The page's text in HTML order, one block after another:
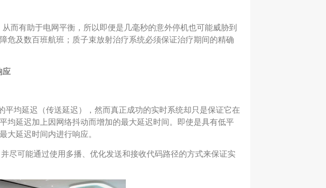
而有助于电网平衡，所以即便是几毫秒的意外停机也可能威胁到
危及数百班航班；质子束放射治疗系统必须保证治疗期间的精确
应
均延迟（传送延迟），然而真正成功的实时系统却只是保证它在
均延迟加上因网络抖动而增加的最大延迟时间。即使是具有低平
大延迟时间内进行响应。
尽可能通过使用多播、优化发送和接收代码路径的方式来保证实